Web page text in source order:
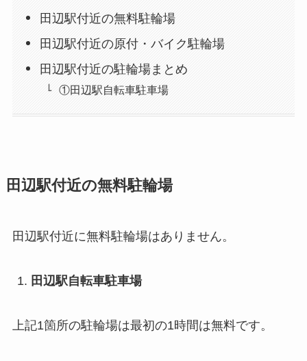
田辺駅付近の無料駐輪場
田辺駅付近の原付・バイク駐輪場
田辺駅付近の駐輪場まとめ
①田辺駅自転車駐車場
田辺駅付近の無料駐輪場
田辺駅付近に無料駐輪場はありません。
田辺駅自転車駐車場
上記1箇所の駐輪場は最初の1時間は無料です。